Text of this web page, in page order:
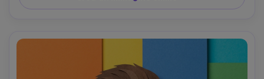
morbide, ritratto in vita, umore accogliente, bordi puliti e